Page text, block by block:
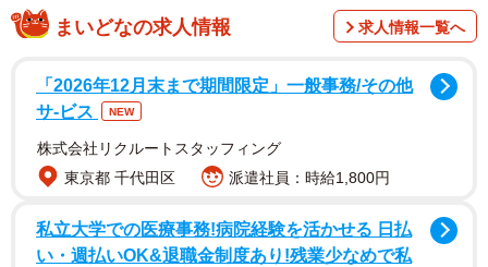
保護当初のエーフ。体全体が汚れ、視線もうつろでした
まいどなの求人情報 求人情報一覧へ
「2026年12月末まで期間限定」一般事務/その他
サ-ビス
NEW
株式会社リクルートスタッフィング
東京都 千代田区
派遣社員：時給1,800円
私立大学での医療事務!病院経験を活かせる 日払
い・週払いOK&退職金制度あり!残業少なめで私